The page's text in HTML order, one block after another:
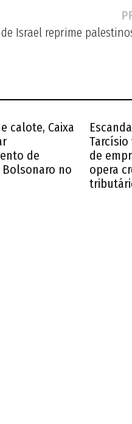
Israel reprime
calote, Caixa
de
Bolsonaro no
Tarcísio
de
opera